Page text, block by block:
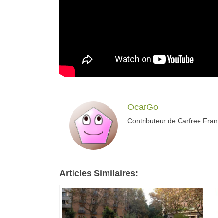
OcarGo
Contributeur de Carfree
Articles Similaires: